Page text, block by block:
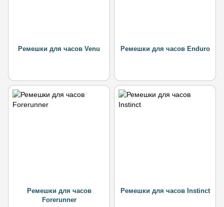
Ремешки для часов Venu Ремешки для часов Enduro
Ремешки для часов
Forerunner
Ремешки для часов Instinct